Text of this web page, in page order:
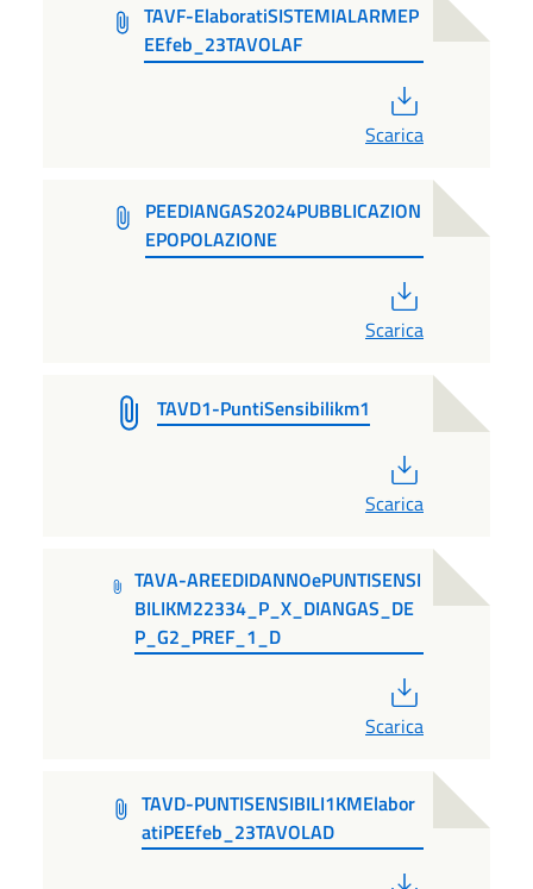
TAVF-ElaboratiSISTEMIALARMEP
EEfeb_23TAVOLAF
Scarica
PEEDIANGAS2024PUBBLICAZION
EPOPOLAZIONE
Scarica
TAVD1-PuntiSensibilikm1
Scarica
TAVA-AREEDIDANNOePUNTISENSI
BILIKM22334_P_X_DIANGAS_DE
P_G2_PREF_1_D
Scarica
TAVD-PUNTISENSIBILI1KMElabor
atiPEEfeb_23TAVOLAD